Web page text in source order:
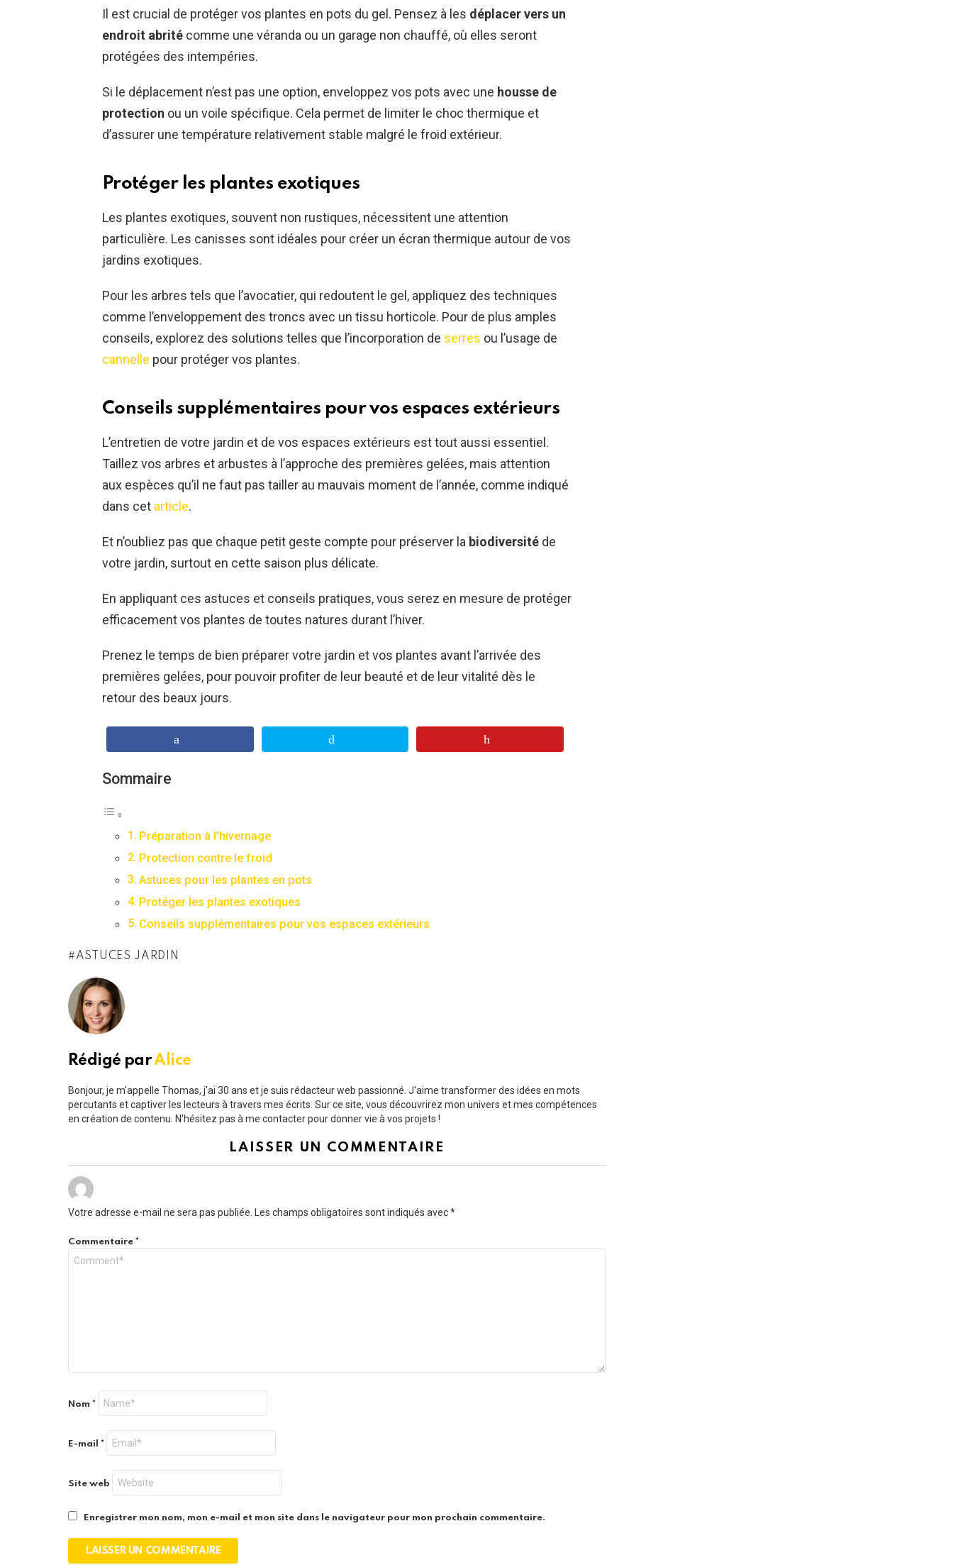
Il est crucial de protéger vos plantes en pots du gel. Pensez à les déplacer vers un
endroit abrité comme une véranda ou un garage non chauffé, où elles seront
protégées des intempéries.
Si le déplacement n’est pas une option, enveloppez vos pots avec une housse de
protection ou un voile spécifique. Cela permet de limiter le choc thermique et
d’assurer une température relativement stable malgré le froid extérieur.
Protéger les plantes exotiques
Les plantes exotiques, souvent non rustiques, nécessitent une attention
particulière. Les canisses sont idéales pour créer un écran thermique autour de vos
jardins exotiques.
Pour les arbres tels que l’avocatier, qui redoutent le gel, appliquez des techniques
comme l’enveloppement des troncs avec un tissu horticole. Pour de plus amples
conseils, explorez des solutions telles que l’incorporation de serres ou l’usage de
cannelle pour protéger vos plantes.
Conseils supplémentaires pour vos espaces extérieurs
L’entretien de votre jardin et de vos espaces extérieurs est tout aussi essentiel.
Taillez vos arbres et arbustes à l’approche des premières gelées, mais attention
aux espèces qu’il ne faut pas tailler au mauvais moment de l’année, comme indiqué
dans cet article.
Et n’oubliez pas que chaque petit geste compte pour préserver la biodiversité de
votre jardin, surtout en cette saison plus délicate.
En appliquant ces astuces et conseils pratiques, vous serez en mesure de protéger
efficacement vos plantes de toutes natures durant l’hiver.
Prenez le temps de bien préparer votre jardin et vos plantes avant l’arrivée des
premières gelées, pour pouvoir profiter de leur beauté et de leur vitalité dès le
retour des beaux jours.
Sommaire
Préparation à l’hivernage
Protection contre le froid
Astuces pour les plantes en pots
Protéger les plantes exotiques
Conseils supplémentaires pour vos espaces extérieurs
ASTUCES JARDIN
Rédigé parAlice
Bonjour, je m'appelle Thomas, j'ai 30 ans et je suis rédacteur web passionné. J'aime transformer des idées en mots
percutants et captiver les lecteurs à travers mes écrits. Sur ce site, vous découvrirez mon univers et mes compétences
en création de contenu. N'hésitez pas à me contacter pour donner vie à vos projets !
LAISSER UN COMMENTAIRE
Votre adresse e-mail ne sera pas publiée. Les champs obligatoires sont indiqués avec*
Commentaire *
Nom *
E-mail *
Site web
Enregistrer mon nom, mon e-mail et mon site dans le navigateur pour mon prochain commentaire.